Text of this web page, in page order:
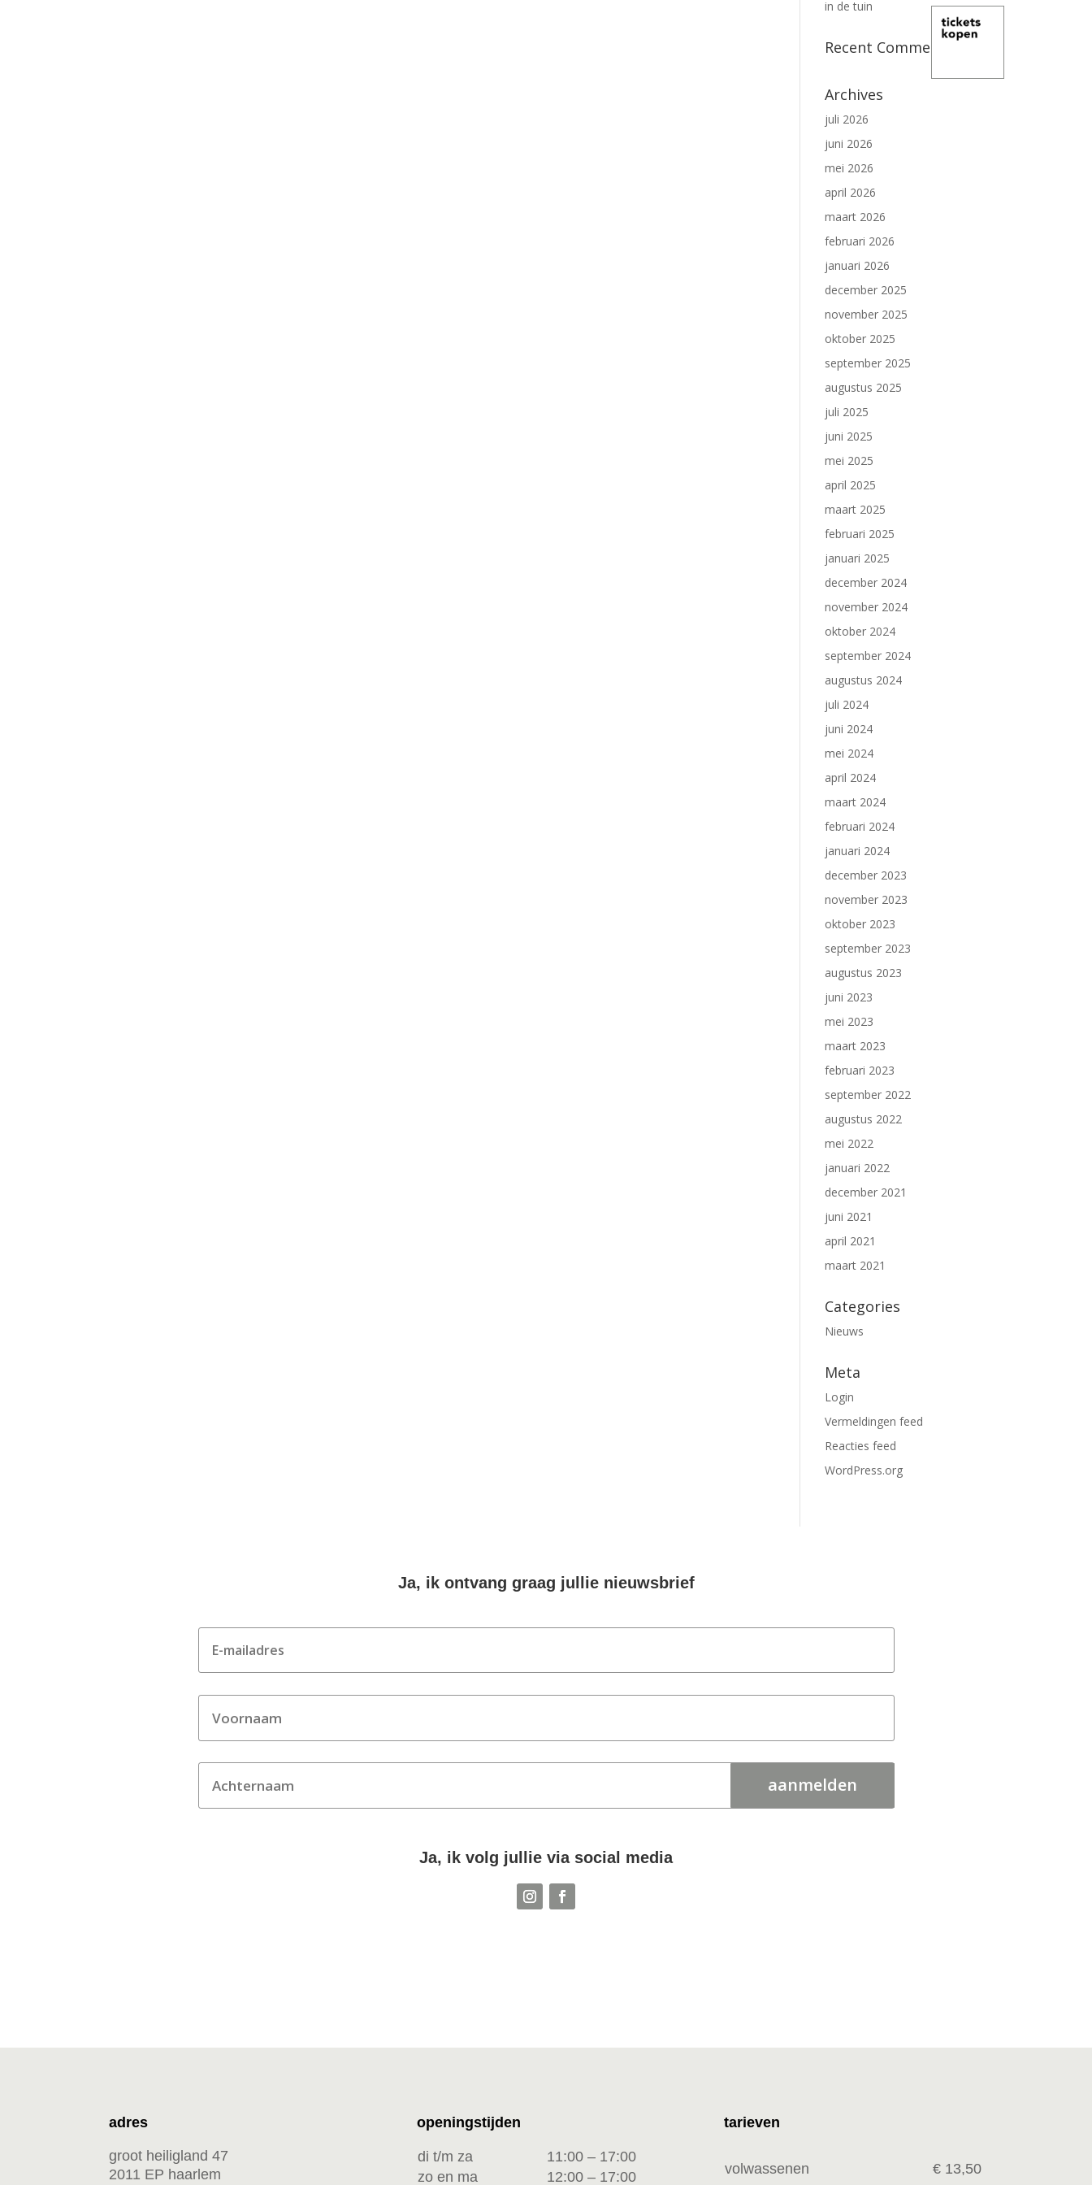
in de tuin
Recent Comments
Archives
juli 2026
juni 2026
mei 2026
april 2026
maart 2026
februari 2026
januari 2026
december 2025
november 2025
oktober 2025
september 2025
augustus 2025
juli 2025
juni 2025
mei 2025
april 2025
maart 2025
februari 2025
januari 2025
december 2024
november 2024
oktober 2024
september 2024
augustus 2024
juli 2024
juni 2024
mei 2024
april 2024
maart 2024
februari 2024
januari 2024
december 2023
november 2023
oktober 2023
september 2023
augustus 2023
juni 2023
mei 2023
maart 2023
februari 2023
september 2022
augustus 2022
mei 2022
januari 2022
december 2021
juni 2021
april 2021
maart 2021
Categories
Nieuws
Meta
Login
Vermeldingen feed
Reacties feed
WordPress.org
Ja, ik ontvang graag jullie nieuwsbrief
aanmelden
Ja, ik volg jullie via social media
adres
groot heiligland 47
2011 EP haarlem
openingstijden
di t/m za
11:00 – 17:00
zo en ma
12:00 – 17:00
tarieven
volwassenen € 13,50